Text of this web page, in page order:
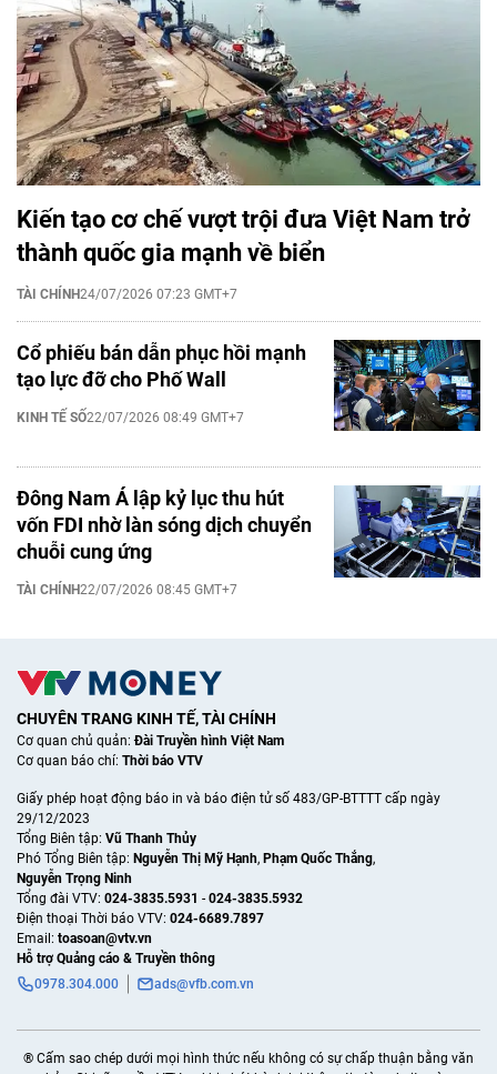
Kiến tạo cơ chế vượt trội đưa Việt Nam trở
thành quốc gia mạnh về biển
TÀI CHÍNH24/07/2026 07:23 GMT+7
Cổ phiếu bán dẫn phục hồi mạnh
tạo lực đỡ cho Phố Wall
KINH TẾ SỐ22/07/2026 08:49 GMT+7
Đông Nam Á lập kỷ lục thu hút
vốn FDI nhờ làn sóng dịch chuyển
chuỗi cung ứng
TÀI CHÍNH22/07/2026 08:45 GMT+7
CHUYÊN TRANG KINH TẾ, TÀI CHÍNH
Cơ quan chủ quản:Đài Truyền hình Việt Nam
Cơ quan báo chí: Thời báo VTV
Giấy phép hoạt động báo in và báo điện tử số 483/GP-BTTTT cấp ngày
29/12/2023
Tổng Biên tập: Vũ Thanh Thủy
Phó Tổng Biên tập: Nguyễn Thị Mỹ Hạnh, Phạm Quốc Thắng,
Nguyễn Trọng Ninh
Tổng đài VTV: 024-3835.5931 - 024-3835.5932
Ðiện thoại Thời báo VTV: 024-6689.7897
Email: toasoan@vtv.vn
Hỗ trợ Quảng cáo & Truyền thông
0978.304.000
ads@vfb.com.vn
® Cấm sao chép dưới mọi hình thức nếu không có sự chấp thuận bằng văn